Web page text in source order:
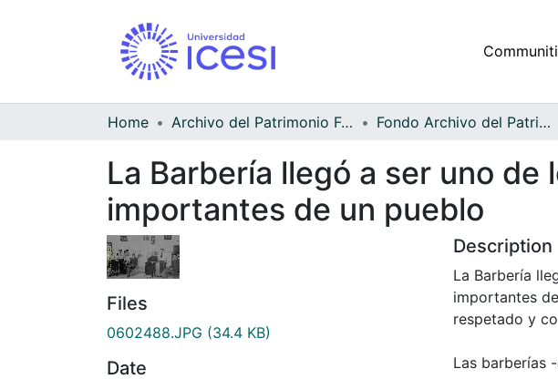
Home Archivo del Patrimonio Fotográfico y Fílmico del Valle del Cauca Fondo Archivo del Patrimonio Fotográfico y Fílmico del Valle del Cauca
La Barbería llegó a ser uno
importantes de un pueblo
Files
0602488.JPG (34.4 KB)
Date
Description
La Barbería
importantes
respetado y
Las barberías